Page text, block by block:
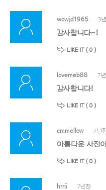
wowjd1965 3
감사합니다~!
LIKE IT ( 0 )
lovemeb88 7
감사합니다!
LIKE IT ( 0 )
cmmellow 7년전
아름다운 사진
LIKE IT ( 0 )
hrrii 7년전